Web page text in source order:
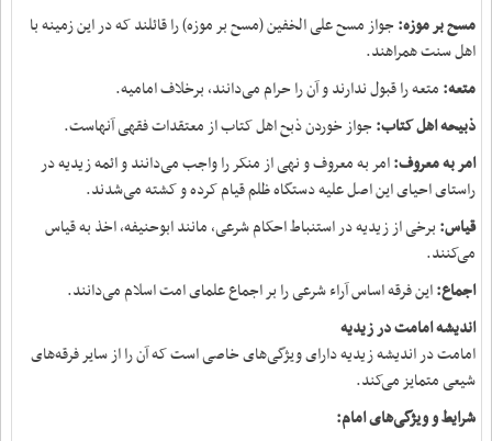
مسح بر موزه:جواز مسح علی الخفین (مسح بر موزه) را قائلند که در این زمینه با
اهل سنت همراهند.
متعه: متعه را قبول ندارند و آن را حرام می‌دانند، برخلاف امامیه.
ذبیحه اهل کتاب:جواز خوردن ذبح اهل کتاب از معتقدات فقهی آنهاست.
امر به معروف:امر به معروف و نهی از منکر را واجب می‌دانند و ائمه زیدیه در
راستای احیای این اصل علیه دستگاه ظلم قیام کرده و کشته می‌شدند.
قیاس: برخی از زیدیه در استنباط احکام شرعی، مانند ابوحنیفه، اخذ به قیاس
می‌کنند.
اجماع:این فرقه اساس آراء شرعی را بر اجماع علمای امت اسلام می‌دانند.
اندیشه امامت در زیدیه
امامت در اندیشه زیدیه دارای ویژگی‌های خاصی است که آن را از سایر فرقه‌های
شیعی متمایز می‌کند.
شرایط و ویژگی‌های امام: